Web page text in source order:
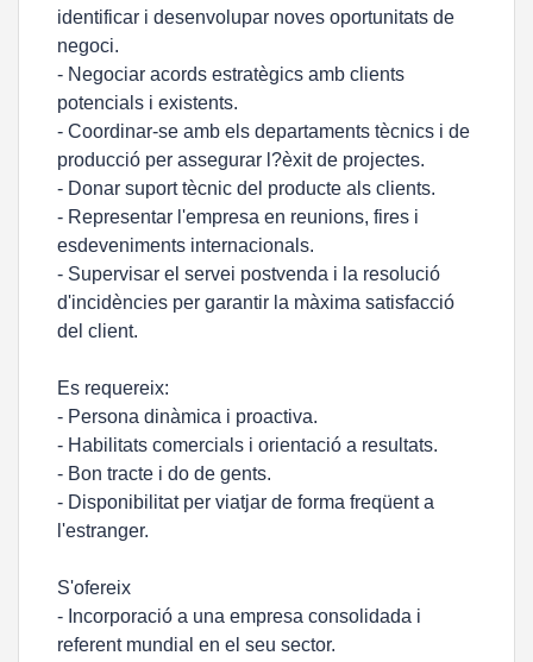
identificar i desenvolupar noves oportunitats de
negoci.
- Negociar acords estratègics amb clients
potencials i existents.
- Coordinar-se amb els departaments tècnics i de
producció per assegurar l?èxit de projectes.
- Donar suport tècnic del producte als clients.
- Representar l'empresa en reunions, fires i
esdeveniments internacionals.
- Supervisar el servei postvenda i la resolució
d'incidències per garantir la màxima satisfacció
del client.
Es requereix:
- Persona dinàmica i proactiva.
- Habilitats comercials i orientació a resultats.
- Bon tracte i do de gents.
- Disponibilitat per viatjar de forma freqüent a
l'estranger.
S'ofereix
- Incorporació a una empresa consolidada i
referent mundial en el seu sector.